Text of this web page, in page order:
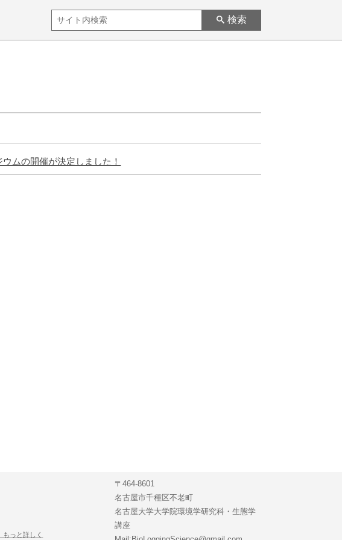
検索
ムの開催が決定しました！
もっと詳しく
〒464-8601
名古屋市千種区不老町
名古屋大学大学院環境学研究科・生態学
講座